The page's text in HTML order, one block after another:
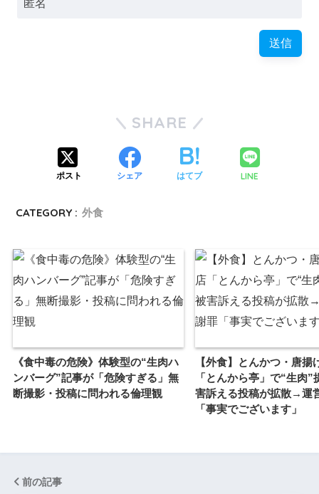
SHARE
ポスト シェア はてブ LINE
CATEGORY : 外食
《食中毒の危険》体験型の“生肉ハ
ンバーグ”記事が「危険すぎる」無
断撮影・投稿に問われる倫理観
【外食】とんかつ・唐揚
「とんから亭」で“生肉
害訴える投稿が拡散→運
「事実でございます」
前の記事